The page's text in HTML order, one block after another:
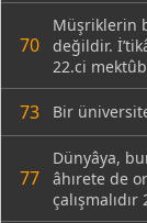
70
Müşriklerin
değildir.
22.ci mektûb
73 Bir
77
Dünyâya,
âhırete de